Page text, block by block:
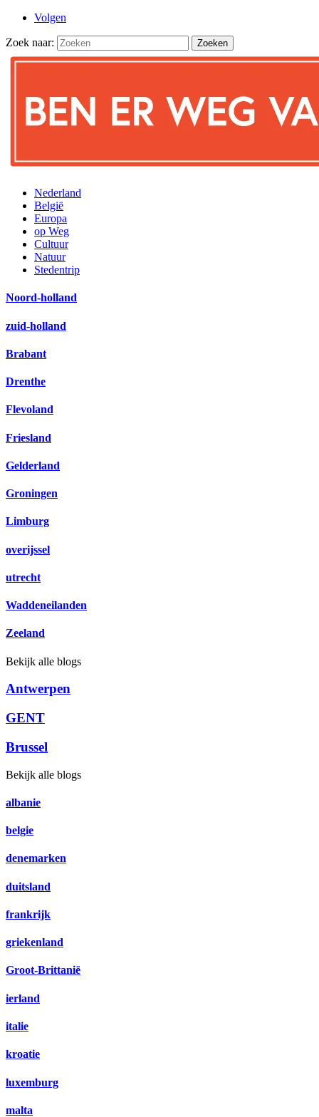
Volgen
Zoek naar:
Nederland
België
Europa
op Weg
Cultuur
Natuur
Stedentrip
Noord-holland
zuid-holland
Brabant
Drenthe
Flevoland
Friesland
Gelderland
Groningen
Limburg
overijssel
utrecht
Waddeneilanden
Zeeland
Bekijk alle blogs
Antwerpen
GENT
Brussel
Bekijk alle blogs
albanie
belgie
denemarken
duitsland
frankrijk
griekenland
Groot-Brittanië
ierland
italie
kroatie
luxemburg
malta